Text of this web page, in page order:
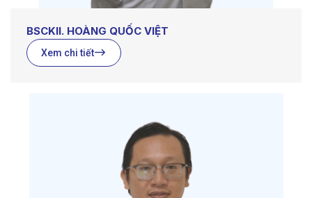
BSCKII. HOÀNG QUỐC VIỆT
Xem chi tiết